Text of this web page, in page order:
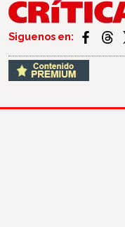
Siguenos en: